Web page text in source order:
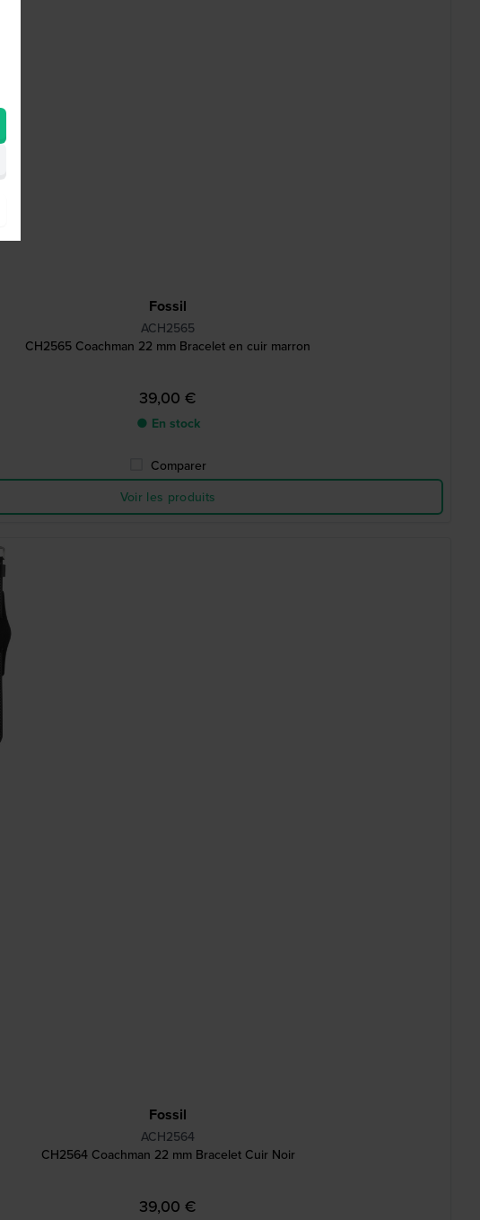
Fossil
ACH2565
CH2565 Coachman 22 mm Bracelet en cuir marron
39,00 €
● En stock
Comparer
Voir les produits
Fossil
ACH2564
CH2564 Coachman 22 mm Bracelet Cuir Noir
39,00 €